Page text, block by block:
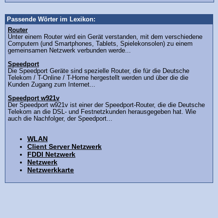
Passende Wörter im Lexikon:
Router
Unter einem Router wird ein Gerät verstanden, mit dem verschiedene
Computern (und Smartphones, Tablets, Spielekonsolen) zu einem
gemeinsamen Netzwerk verbunden werde...
Speedport
Die Speedport Geräte sind spezielle Router, die für die Deutsche
Telekom / T-Online / T-Home hergestellt werden und über die die
Kunden Zugang zum Internet...
Speedport w921v
Der Speedport w921v ist einer der Speedport-Router, die die Deutsche
Telekom an die DSL- und Festnetzkunden herausgegeben hat. Wie
auch die Nachfolger, der Speedport...
WLAN
Client Server Netzwerk
FDDI Netzwerk
Netzwerk
Netzwerkkarte